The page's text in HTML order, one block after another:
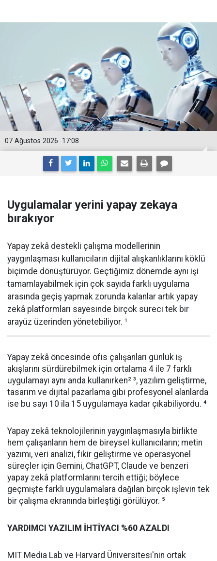
17:08
07 Ağustos 2026
Uygulamalar yerini yapay zekaya
bırakıyor
Yapay zekâ destekli çalışma modellerinin
yaygınlaşması kullanıcıların dijital alışkanlıklarını köklü
biçimde dönüştürüyor. Geçtiğimiz dönemde aynı işi
tamamlayabilmek için çok sayıda farklı uygulama
arasında geçiş yapmak zorunda kalanlar artık yapay
zekâ platformları sayesinde birçok süreci tek bir
arayüz üzerinden yönetebiliyor. ¹
Yapay zekâ öncesinde ofis çalışanları günlük iş
akışlarını sürdürebilmek için ortalama 4 ile 7 farklı
uygulamayı aynı anda kullanırken² ³, yazılım geliştirme,
tasarım ve dijital pazarlama gibi profesyonel alanlarda
ise bu sayı 10 ila 15 uygulamaya kadar çıkabiliyordu. ⁴
Yapay zekâ teknolojilerinin yaygınlaşmasıyla birlikte
hem çalışanların hem de bireysel kullanıcıların; metin
yazımı, veri analizi, fikir geliştirme ve operasyonel
süreçler için Gemini, ChatGPT, Claude ve benzeri
yapay zekâ platformlarını tercih ettiği; böylece
geçmişte farklı uygulamalara dağılan birçok işlevin tek
bir çalışma ekranında birleştiği görülüyor. ⁵
YARDIMCI YAZILIM İHTİYACI %60 AZALDI
MIT Media Lab ve Harvard Üniversitesi'nin ortak